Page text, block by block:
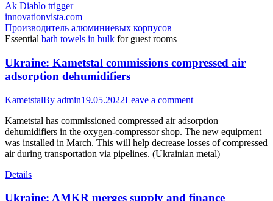
Ak Diablo trigger
innovationvista.com
Производитель алюминиевых корпусов
Essential bath towels in bulk for guest rooms
Ukraine: Kametstal commissions compressed air
adsorption dehumidifiers
KametstalBy admin19.05.2022Leave a comment
Kametstal has commissioned compressed air adsorption
dehumidifiers in the oxygen-compressor shop. The new equipment
was installed in March. This will help decrease losses of compressed
air during transportation via pipelines. (Ukrainian metal)
Details
Ukraine: AMKR merges supply and finance